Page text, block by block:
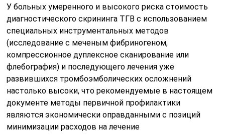
У больных умеренного и высокого риска стоимость
диагностического скрининга ТГВ с использованием
специальных инструментальных методов
(исследование с меченым фибриногеном,
компрессионное дуплексное сканирование или
флебография) и последующего лечения уже
развившихся тромбоэмболических осложнений
настолько высоки, что рекомендуемые в настоящем
документе методы первичной профилактики
являются экономически оправданными с позиций
минимизации расходов на лечение